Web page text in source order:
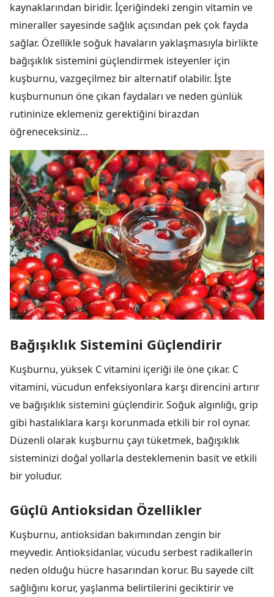
kaynaklarından biridir. İçeriğindeki zengin vitamin ve
mineraller sayesinde sağlık açısından pek çok fayda
sağlar. Özellikle soğuk havaların yaklaşmasıyla birlikte
bağışıklık sistemini güçlendirmek isteyenler için
kuşburnu, vazgeçilmez bir alternatif olabilir. İşte
kuşburnunun öne çıkan faydaları ve neden günlük
rutininize eklemeniz gerektiğini birazdan
öğreneceksiniz…
Bağışıklık Sistemini Güçlendirir
Kuşburnu, yüksek C vitamini içeriği ile öne çıkar. C
vitamini, vücudun enfeksiyonlara karşı direncini artırır
ve bağışıklık sistemini güçlendirir. Soğuk algınlığı, grip
gibi hastalıklara karşı korunmada etkili bir rol oynar.
Düzenli olarak kuşburnu çayı tüketmek, bağışıklık
sisteminizi doğal yollarla desteklemenin basit ve etkili
bir yoludur.
Güçlü Antioksidan Özellikler
Kuşburnu, antioksidan bakımından zengin bir
meyvedir. Antioksidanlar, vücudu serbest radikallerin
neden olduğu hücre hasarından korur. Bu sayede cilt
sağlığını korur, yaşlanma belirtilerini geciktirir ve